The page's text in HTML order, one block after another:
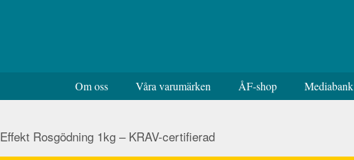
Om oss Våra varumärken ÅF-shop Mediabank
Effekt Rosgödning 1kg – KRAV-certifierad